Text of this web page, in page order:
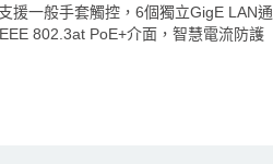
援一般手套觸控，6個獨立GigE LAN通
802.3at PoE+介面，智慧電流防護